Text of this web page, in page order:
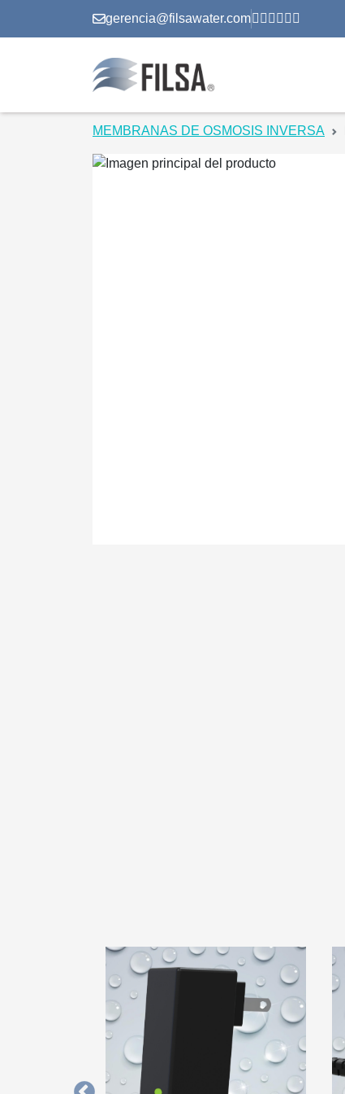
gerencia@filsawater.com
MEMBRANAS DE OSMOSIS INVERSA